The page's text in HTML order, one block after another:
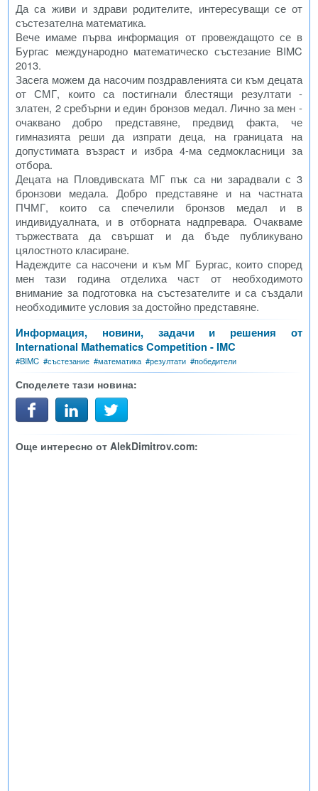
Да са живи и здрави родителите, интересуващи се от
състезателна математика.
Вече имаме първа информация от провеждащото се в
Бургас международно математическо състезание BIMC
2013.
Засега можем да насочим поздравленията си към децата
от СМГ, които са постигнали блестящи резултати -
златен, 2 сребърни и един бронзов медал. Лично за мен -
очаквано добро представяне, предвид факта, че
гимназията реши да изпрати деца, на границата на
допустимата възраст и избра 4-ма седмокласници за
отбора.
Децата на Пловдивската МГ пък са ни зарадвали с 3
бронзови медала. Добро представяне и на частната
ПЧМГ, които са спечелили бронзов медал и в
индивидуалната, и в отборната надпревара. Очакваме
тържествата да свършат и да бъде публикувано
цялостното класиране.
Надеждите са насочени и към МГ Бургас, които според
мен тази година отделиха част от необходимото
внимание за подготовка на състезателите и са създали
необходимите условия за достойно представяне.
Информация, новини, задачи и решения от
International Mathematics Competition - IMC
#BIMC #състезание #математика #резултати #победители
Споделете тази новина:
Още интересно от AlekDimitrov.com: